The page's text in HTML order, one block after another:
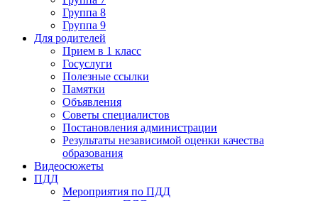
Группа 8
Группа 9
Для родителей
Прием в 1 класс
Госуслуги
Полезные ссылки
Памятки
Объявления
Советы специалистов
Постановления администрации
Результаты независимой оценки качества
образования
Видеосюжеты
ПДД
Мероприятия по ПДД